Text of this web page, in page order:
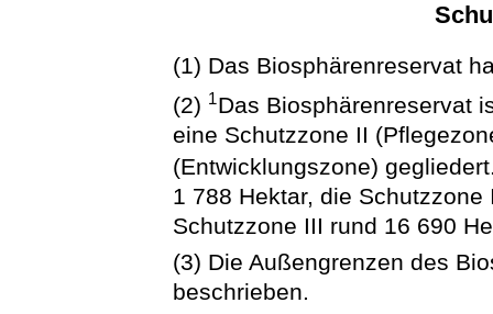
(1) Das Biosphärenreservat
(2) 1Das Biosphärenreservat
eine Schutzzone II
(Entwicklungszone)
1 788 Hektar, die
Schutzzone III rund 16 690
(3) Die Außengrenzen des
beschrieben.